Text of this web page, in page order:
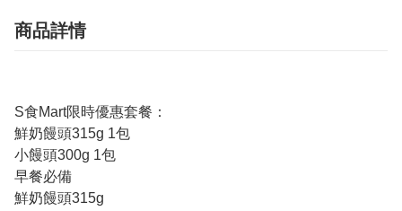
商品詳情
S食Mart限時優惠套餐：
鮮奶饅頭315g 1包
小饅頭300g 1包
早餐必備
鮮奶饅頭315g